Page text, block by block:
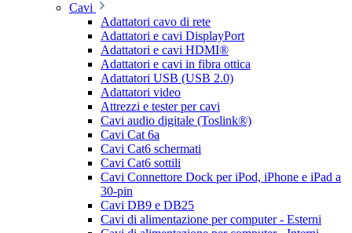
Cavi
Adattatori cavo di rete
Adattatori e cavi DisplayPort
Adattatori e cavi HDMI®
Adattatori e cavi in fibra ottica
Adattatori USB (USB 2.0)
Adattatori video
Attrezzi e tester per cavi
Cavi audio digitale (Toslink®)
Cavi Cat 6a
Cavi Cat6 schermati
Cavi Cat6 sottili
Cavi Connettore Dock per iPod, iPhone e iPad a
30-pin
Cavi DB9 e DB25
Cavi di alimentazione per computer - Esterni